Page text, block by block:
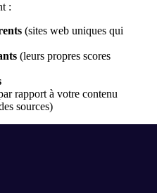
:
(sites web uniques qui
(leurs propres scores
rapport à votre contenu
sources)